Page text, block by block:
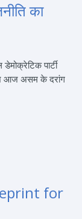
का
पार्टी
ने आज असम के दरांग
for